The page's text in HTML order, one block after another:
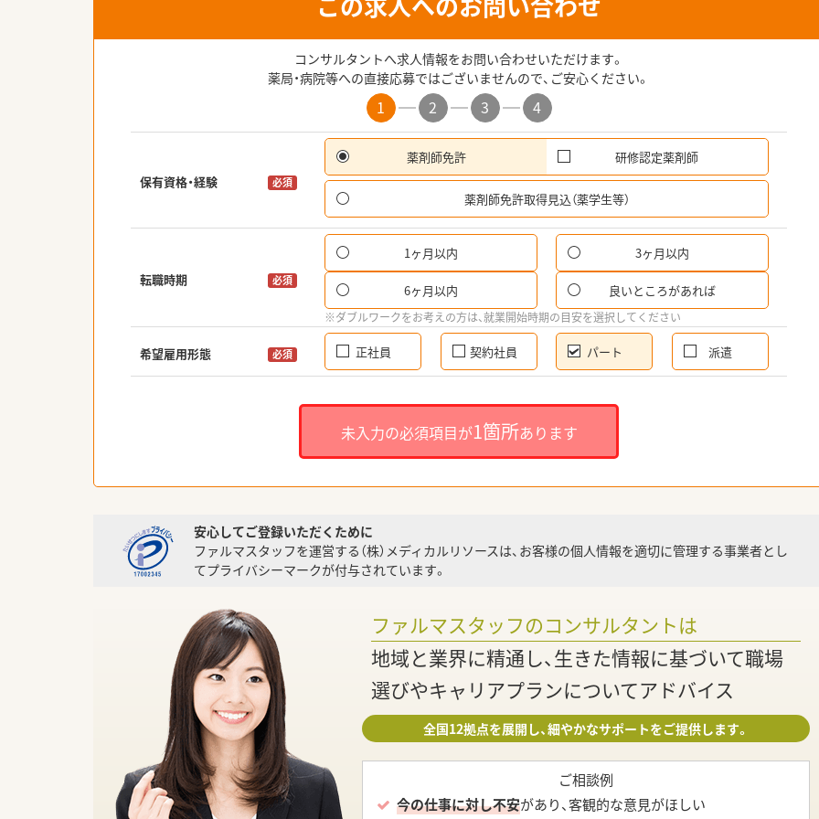
コンサルタントへ求人情報をお問い合わせいただけます。
薬局・病院等への直接応募ではございませんので、ご安心ください。
1 2 3 4
保有資格・経験 必須
薬剤師免許 研修認定薬剤師
薬剤師免許取得見込（薬学生等）
転職時期 必須
1ヶ月以内 3ヶ月以内
6ヶ月以内 良いところがあれば
※ダブルワークをお考えの方は、就業開始時期の目安を選択してください
希望雇用形態 必須 正社員 契約社員 パート 派遣
未入力の必須項目が1箇所あります
安心してご登録いただくために
ファルマスタッフを運営する（株）メディカルリソースは、お客様の個人情報を適切に管理する事業者とし
てプライバシーマークが付与されています。
ファルマスタッフのコンサルタントは
地域と業界に精通し、生きた情報に基づいて職場
選びやキャリアプランについてアドバイス
全国12拠点を展開し、細やかなサポートをご提供します。
ご相談例
今の仕事に対し不安があり、客観的な意見がほしい